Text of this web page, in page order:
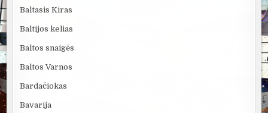
Baltasis Kiras
Baltijos kelias
Baltos snaigės
Baltos Varnos
Bardačiokas
Bavarija